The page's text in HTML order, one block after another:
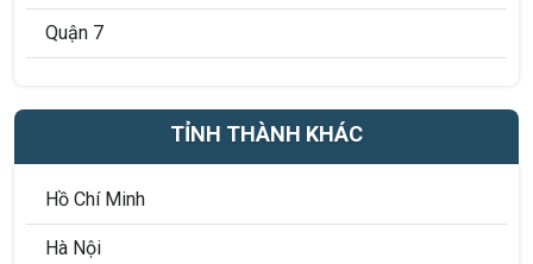
Quận 7
Quận 11
TỈNH THÀNH KHÁC
Hồ Chí Minh
Hà Nội